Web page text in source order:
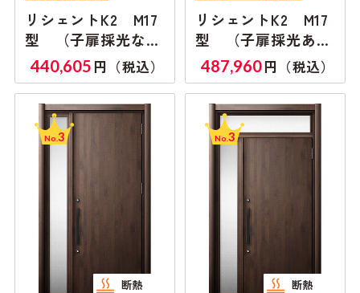
リシェントK2 M17
型 （子扉採光な
し）親子ランマ付き
440,605 円（税込）
リシェントK2 M17
型 （子扉採光あ
り）親子ランマ無し
487,960円（税込）
No. 3
断熱
No. 3
断熱